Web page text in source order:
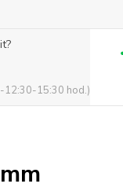
12:30-15:30 hod.)